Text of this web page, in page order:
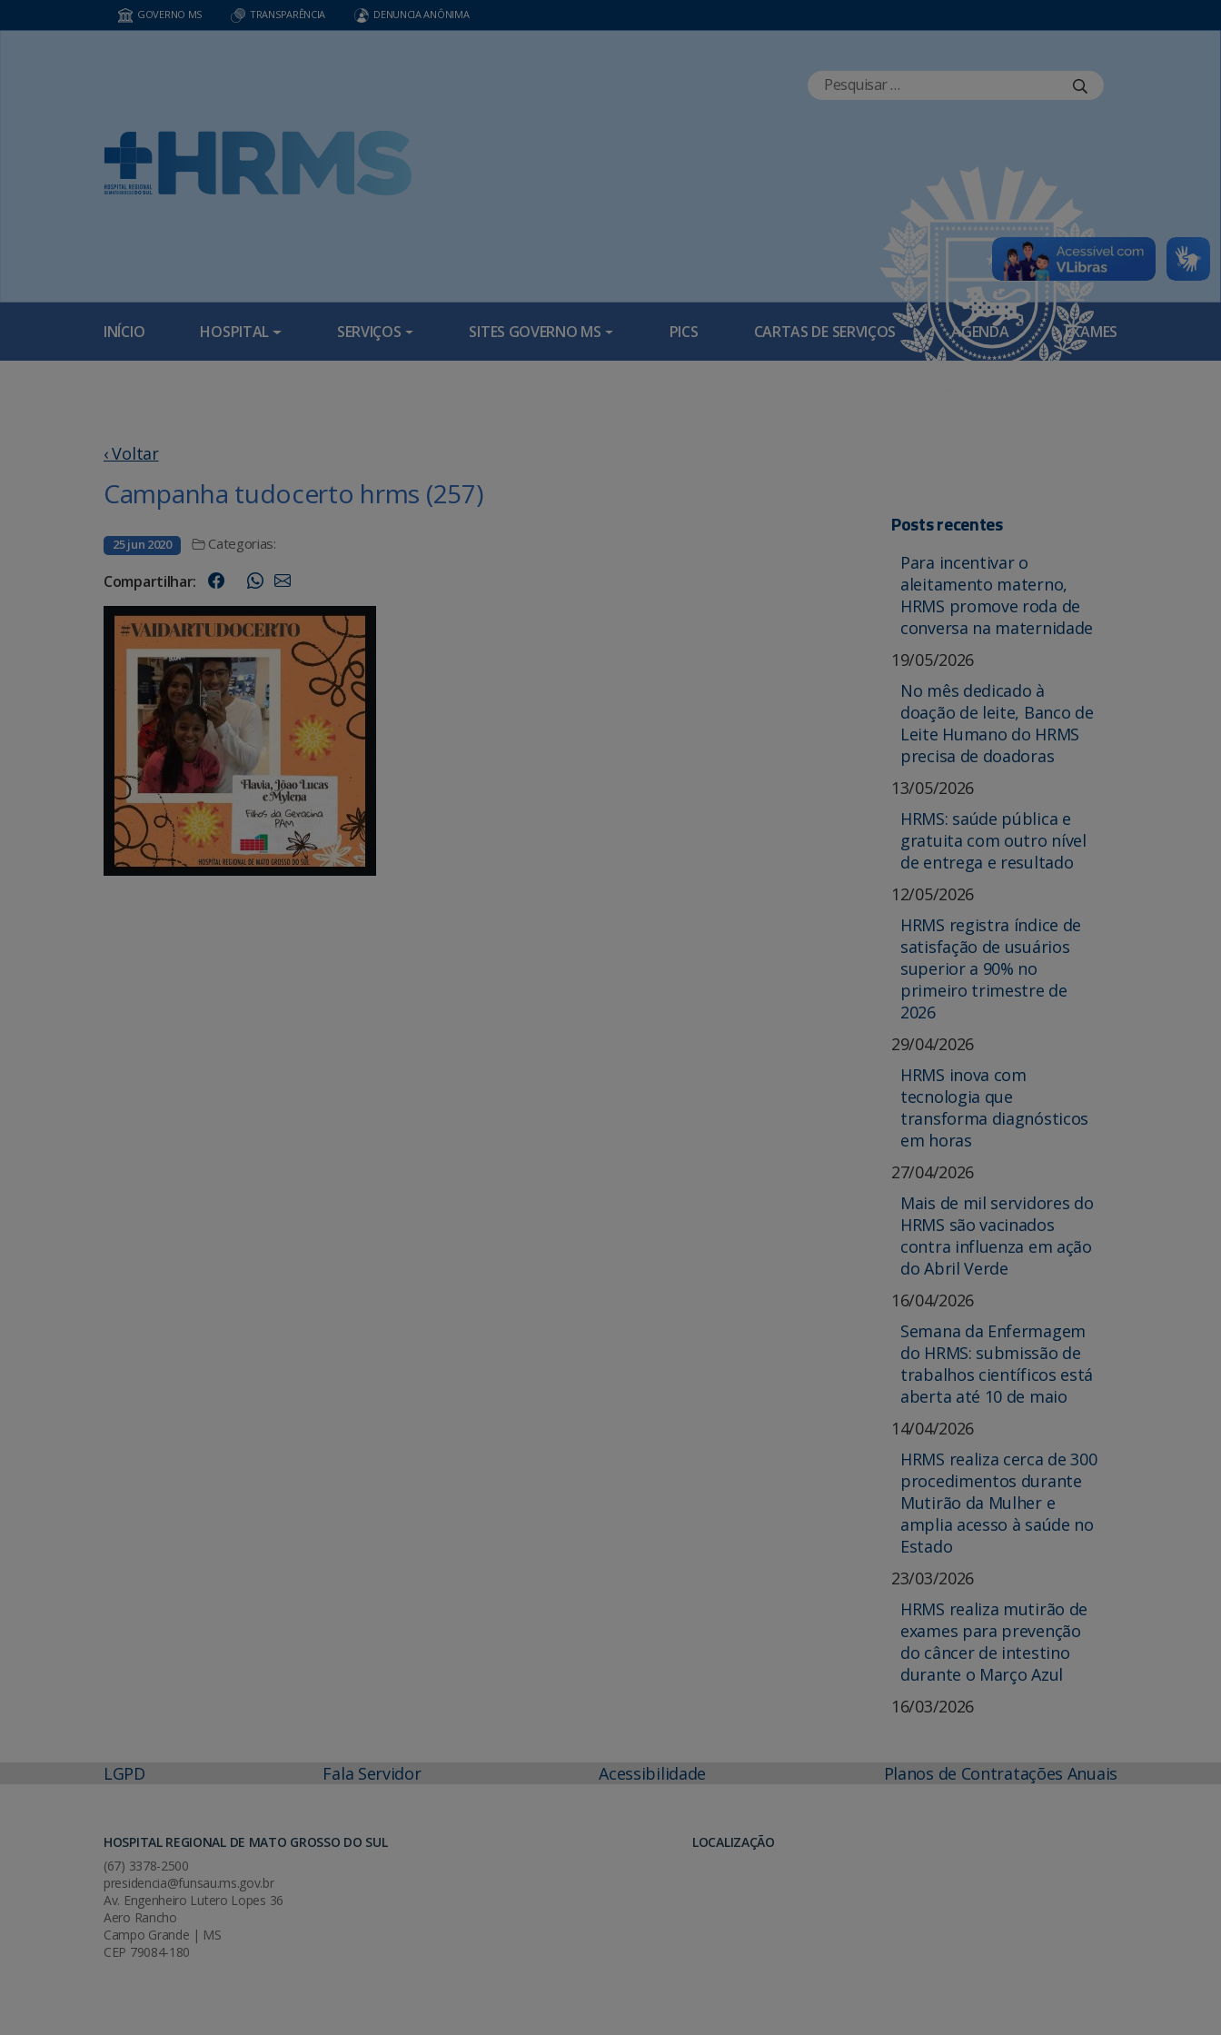
GOVERNO MS TRANSPARÊNCIA DENUNCIA ANÔNIMA
INÍCIO HOSPITAL SERVIÇOS SITES GOVERNO MS PICS CARTAS DE SERVIÇOS AGENDA EXAMES
‹ Voltar
Campanha tudocerto hrms (257)
25 jun 2020 Categorias:
Compartilhar:
Posts recentes
Para incentivar o
aleitamento materno,
HRMS promove roda de
conversa na maternidade
19/05/2026
No mês dedicado à
doação de leite, Banco de
Leite Humano do HRMS
precisa de doadoras
13/05/2026
HRMS: saúde pública e
gratuita com outro nível
de entrega e resultado
12/05/2026
HRMS registra índice de
satisfação de usuários
superior a 90% no
primeiro trimestre de
2026
29/04/2026
HRMS inova com
tecnologia que
transforma diagnósticos
em horas
27/04/2026
Mais de mil servidores do
HRMS são vacinados
contra influenza em ação
do Abril Verde
16/04/2026
Semana da Enfermagem
do HRMS: submissão de
trabalhos científicos está
aberta até 10 de maio
14/04/2026
HRMS realiza cerca de 300
procedimentos durante
Mutirão da Mulher e
amplia acesso à saúde no
Estado
23/03/2026
HRMS realiza mutirão de
exames para prevenção
do câncer de intestino
durante o Março Azul
16/03/2026
LGPD Fala Servidor Acessibilidade Planos de Contratações Anuais
HOSPITAL REGIONAL DE MATO GROSSO DO SUL
(67) 3378-2500
presidencia@funsau.ms.gov.br
Av. Engenheiro Lutero Lopes 36
Aero Rancho
Campo Grande | MS
CEP 79084-180
LOCALIZAÇÃO